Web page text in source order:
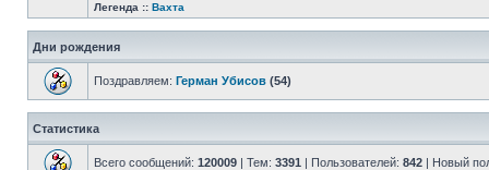
Легенда :: Вахта
Дни рождения
Поздравляем: Герман Убисов (54)
Статистика
Всего сообщений: 120009 | Тем: 3391 | Пользователей: 842 | Новый